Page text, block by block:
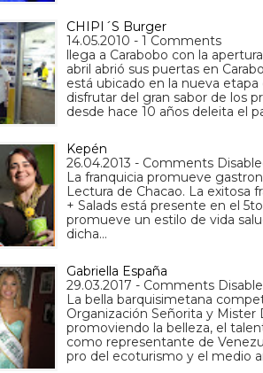
CHIPI´S Burger
14.05.2010 - 1 Comments
llega a Carabobo con la
abril abrió sus puertas en
está ubicado en la nueva
disfrutar del gran sabor de los
desde hace 10 años deleita el
Kepén
26.04.2013 - Comments
La franquicia promueve
Lectura de Chacao. La exitosa
+ Salads está presente en el
promueve un estilo de vida
dicha…
Gabriella España
29.03.2017 - Comments
La bella barquisimetana
Organización Señorita y
promoviendo la belleza, el
como representante de
pro del ecoturismo y el medio